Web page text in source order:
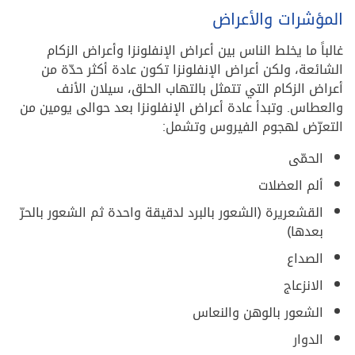
المؤشرات والأعراض
غالباً ما يخلط الناس بين أعراض الإنفلونزا وأعراض الزكام
الشائعة، ولكن أعراض الإنفلونزا تكون عادة أكثر حدّة من
أعراض الزكام التي تتمثل بالتهاب الحلق، سيلان الأنف
والعطاس. وتبدأ عادة أعراض الإنفلونزا بعد حوالى يومين من
التعرّض لهجوم الفيروس وتشمل:
الحمّى
ألم العضلات
القشعريرة (الشعور بالبرد لدقيقة واحدة ثم الشعور بالحرّ
بعدها)
الصداع
الانزعاج
الشعور بالوهن والنعاس
الدوار